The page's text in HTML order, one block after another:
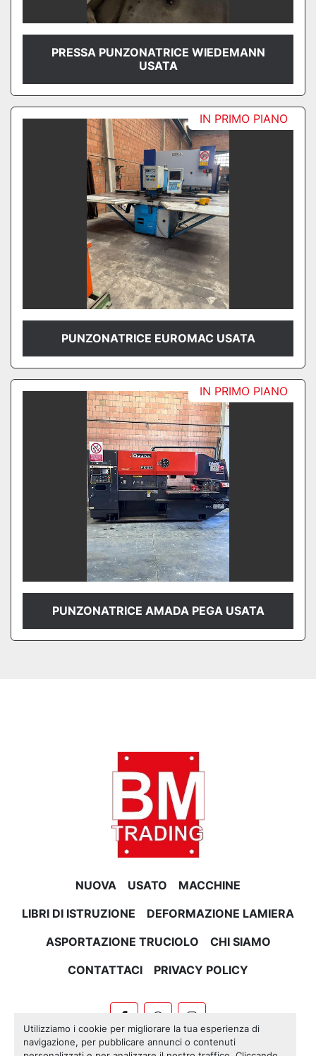
Utilizziamo i cookie per migliorare la tua esperienza di
navigazione, per pubblicare annunci o contenuti
PRESSA PUNZONATRICE WIEDEMANN
USATA
IN PRIMO PIANO
PUNZONATRICE EUROMAC USATA
IN PRIMO PIANO
PUNZONATRICE AMADA PEGA USATA
NUOVA USATO
MACCHINE
LIBRI DI ISTRUZIONE
DEFORMAZIONE LAMIERA
ASPORTAZIONE TRUCIOLO
CHI SIAMO
CONTATTACI
PRIVACY POLICY
facebookwhatsappinstagram
Machinio System sito web diMachinio